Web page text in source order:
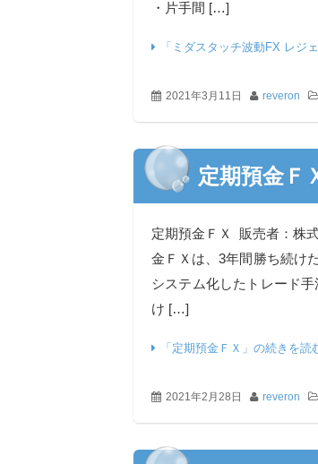
・片手間 […]
「ミダスタッチ波動FX レジ
2021年3月11日 reveron
定期預金Ｆ
定期預金ＦＸ 販売者：株
金ＦＸは、3年間勝ち続け
システム化したトレード
け […]
「定期預金ＦＸ」の続きを読
2021年2月28日 reveron